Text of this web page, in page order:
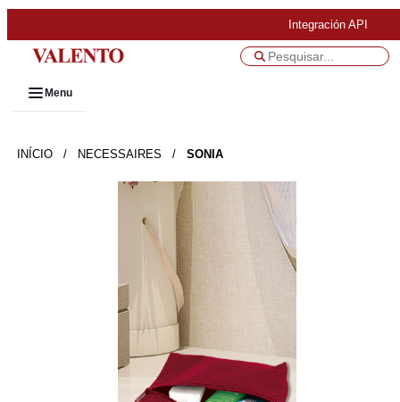
Integración API
Menu
INÍCIO / NECESSAIRES / SONIA